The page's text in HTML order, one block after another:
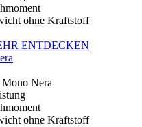
ohne Kraftstoff
ENTDECKEN
Nera
ohne Kraftstoff